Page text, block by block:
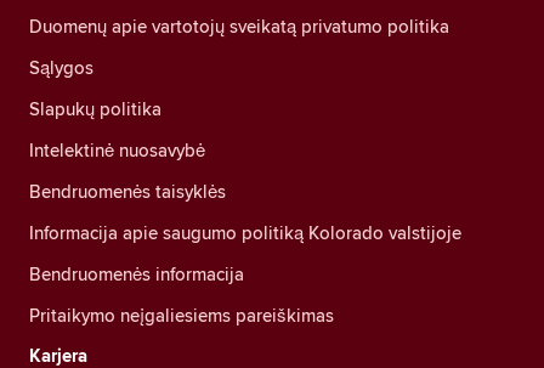
Duomenų apie vartotojų sveikatą privatumo politika
Sąlygos
Slapukų politika
Intelektinė nuosavybė
Bendruomenės taisyklės
Informacija apie saugumo politiką Kolorado valstijoje
Bendruomenės informacija
Pritaikymo neįgaliesiems pareiškimas
Karjera